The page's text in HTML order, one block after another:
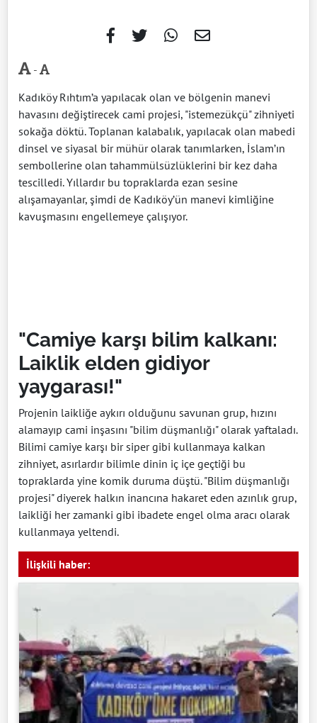
-
Kadıköy Rıhtım’a yapılacak olan ve bölgenin manevi
havasını değiştirecek cami projesi, "istemezükçü" zihniyeti
sokağa döktü. Toplanan kalabalık, yapılacak olan mabedi
dinsel ve siyasal bir mühür olarak tanımlarken, İslam’ın
sembollerine olan tahammülsüzlüklerini bir kez daha
tescilledi. Yıllardır bu topraklarda ezan sesine
alışamayanlar, şimdi de Kadıköy’ün manevi kimliğine
kavuşmasını engellemeye çalışıyor.
"Camiye karşı bilim kalkanı:
Laiklik elden gidiyor
yaygarası!"
Projenin laikliğe aykırı olduğunu savunan grup, hızını
alamayıp cami inşasını "bilim düşmanlığı" olarak yaftaladı.
Bilimi camiye karşı bir siper gibi kullanmaya kalkan
zihniyet, asırlardır bilimle dinin iç içe geçtiği bu
topraklarda yine komik duruma düştü. "Bilim düşmanlığı
projesi" diyerek halkın inancına hakaret eden azınlık grup,
laikliği her zamanki gibi ibadete engel olma aracı olarak
kullanmaya yeltendi.
İlişkili haber: